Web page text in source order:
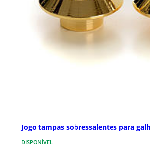
Jogo tampas sobressalentes para
DISPONÍVEL